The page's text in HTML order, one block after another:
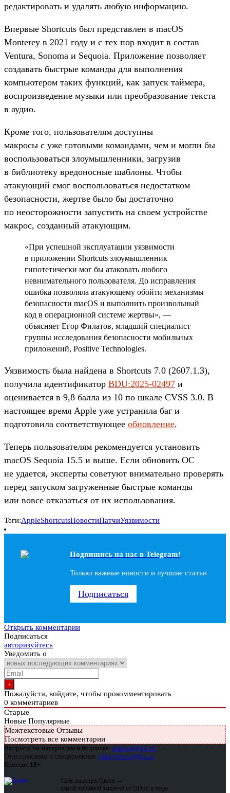
редактировать и удалять любую информацию.
Впервые Shortcuts был представлен в macOS
Monterey в 2021 году и с тех пор входит в состав
Ventura, Sonoma и Sequoia. Приложение позволяет
создавать быстрые команды для выполнения
компьютером таких функций, как запуск таймера,
воспроизведение музыки или преобразование текста
в аудио.
Кроме того, пользователям доступны
макросы с уже готовыми командами, чем и могли бы
воспользоваться злоумышленники, загрузив
в библиотеку вредоносные шаблоны. Чтобы
атакующий смог воспользоваться недостатком
безопасности, жертве было бы достаточно
по неосторожности запустить на своем устройстве
макрос, созданный атакующим.
«При успешной эксплуатации уязвимости
в приложении Shortcuts злоумышленник
гипотетически мог бы атаковать любого
невнимательного пользователя. До исправления
ошибка позволяла атакующему обойти механизмы
безопасности macOS и выполнить произвольный
код в операционной системе жертвы», —
объясняет Егор Филатов, младший специалист
группы исследования безопасности мобильных
приложений, Positive Technologies.
Уязвимость была найдена в Shortcuts 7.0 (2607.1.3),
получила идентификатор BDU:2025-02497 и
оценивается в 9,8 балла из 10 по шкале CVSS 3.0. В
настоящее время Apple уже устранила баг и
подготовила соответствующее обновление.
Теперь пользователям рекомендуется установить
macOS Sequoia 15.5 и выше. Если обновить ОС
не удается, эксперты советуют внимательно проверять
перед запуском загруженные быстрые команды
или вовсе отказаться от их использования.
Теги:AppleShortcutsНовостиПатчиУязвимости
Подпишись на наc в Telegram!
Только важные новости и лучшие статьи
Подписаться
Открыть комментарии
Подписаться
авторизуйтесь
Уведомить о
Пожалуйста, войдите, чтобы прокомментировать
0 комментариев
Старые
Новые Популярные
Межтекстовые Отзывы
Посмотреть все комментарии
Вопросы по материалам и подписке: support@glc.ru
Отдел рекламы и спецпроектов: yakovleva.a@glc.ru
Контент 18+
Сайт защищен Qrator —
самой забойной защитой от DDoS в мире